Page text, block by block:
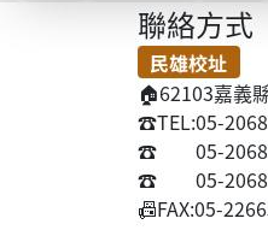
聯絡方式
民雄校址
🏠62103嘉義
☎️TEL:05-
☎️ 05-
☎️ 05-
📠FAX:05-